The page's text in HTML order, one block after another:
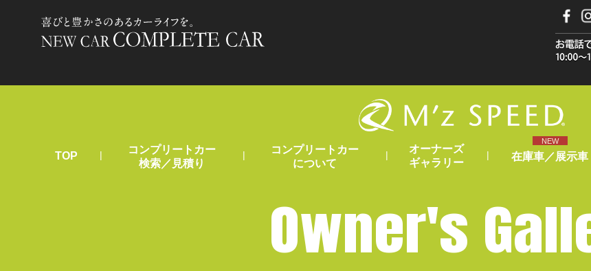
TOP |
コンプリートカー
検索／見積り
|
コンプリートカー
について
|
オーナーズ
ギャラリー
|
NEW
在庫車／展示車
Owner's